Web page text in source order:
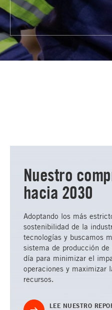
Nuestro
hacia 2030
Adoptando los más
sostenibilidad de la
tecnologías y buscamos
sistema de producción
día para minimizar el
operaciones y maximizar
recursos.
LEE NUESTRO